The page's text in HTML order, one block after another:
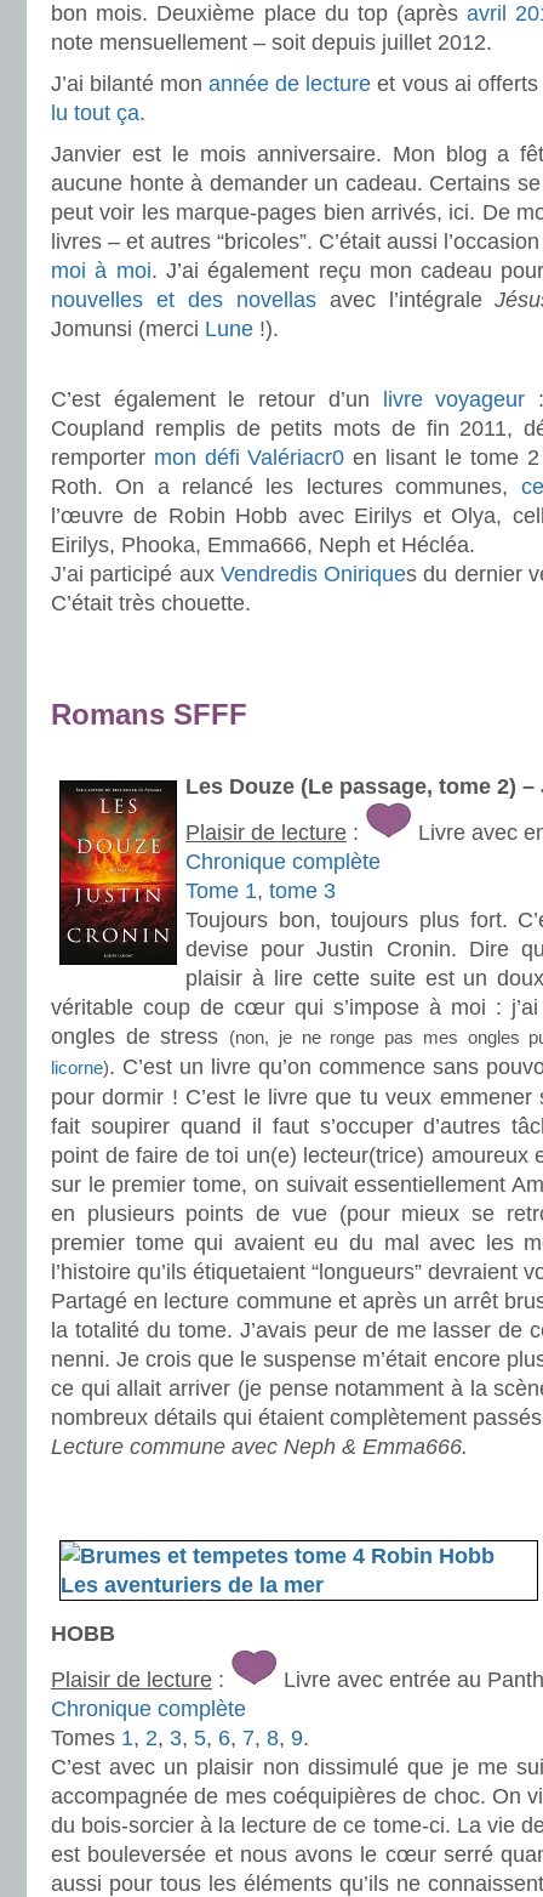
bon mois. Deuxième place du top (aprèsavril
note mensuellement – soit depuis juillet 2012.
J’ai bilanté monannée de lecture et vous ai offerts
lu tout ça.
Janvier est le mois anniversaire. Mon blog a
aucune honte à demander un cadeau. Certains
peut voir les marque-pages bien arrivés, ici. De
livres – et autres “bricoles”. C’était aussi
moi à moi. J’ai également reçu mon cadeau
nouvelles et des novellasavec l’intégrale
Jomunsi (merci Lune !).
C’est également le retour d’un
livre voyageur
Coupland remplis de petits mots de fin 2011,
remporter mon défi Valériacr0 en lisant le tome
Roth. On a relancé les lectures communes,
l’œuvre de Robin Hobb avec Eirilys et Olya,
Eirilys, Phooka, Emma666, Neph et Hécléa.
J’ai participé aux Vendredis Oniriques du dernier
C’était très chouette.
Romans SFFF
Les Douze (Le passage, tome 2) –
Plaisir de lecture :
Livre avec
Chronique complète
Tome 1, tome 3
Toujours bon, toujours plus fort.
devise pour Justin Cronin. Dire
plaisir à lire cette suite est un
véritable coup de cœur qui s’impose à moi :
ongles de stress (non, je ne ronge pas mes ongles
licorne). C’est un livre qu’on commence sans
pour dormir ! C’est le livre que tu veux
fait soupirer quand il faut s’occuper d’autres
point de faire de toi un(e) lecteur(trice) amoureux
sur le premier tome, on suivait essentiellement
en plusieurs points de vue (pour mieux se
premier tome qui avaient eu du mal avec les
l’histoire qu’ils étiquetaient “longueurs” devraient
Partagé en lecture commune et après un arrêt
la totalité du tome. J’avais peur de me lasser de
nenni. Je crois que le suspense m’était encore
ce qui allait arriver (je pense notamment à la
nombreux détails qui étaient complètement
Lecture commune avec Neph & Emma666.
HOBB
Plaisir de lecture :
Livre avec entrée au
Chronique complète
Tomes 1, 2, 3, 5, 6, 7, 8, 9.
C’est avec un plaisir non dissimulé que je me
accompagnée de mes coéquipières de choc. On
du bois-sorcier à la lecture de ce tome-ci. La vie
est bouleversée et nous avons le cœur serré
aussi pour tous les éléments qu’ils ne